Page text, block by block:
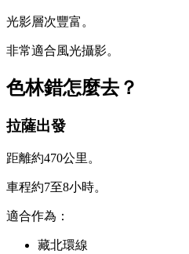
光影層次豐富。
非常適合風光攝影。
色林錯怎麼去？
拉薩出發
距離約470公里。
車程約7至8小時。
適合作為：
藏北環線